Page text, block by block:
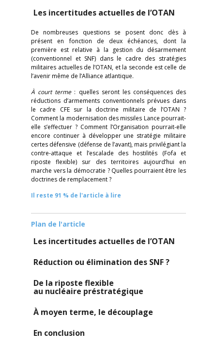
Les incertitudes actuelles de l’OTAN
De nombreuses questions se posent donc dès à
présent en fonction de deux échéances, dont la
première est relative à la gestion du désarmement
(conventionnel et SNF) dans le cadre des stratégies
militaires actuelles de l’OTAN, et la seconde est celle de
l’avenir même de l’Alliance atlantique.
À court terme : quelles seront les conséquences des
réductions d’armements conventionnels prévues dans
le cadre CFE sur la doctrine militaire de l’OTAN ?
Comment la modernisation des missiles Lance pourrait-
elle s’effectuer ? Comment l’Organisation pourrait-elle
encore continuer à développer une stratégie militaire
certes défensive (défense de l’avant), mais privilégiant la
contre-attaque et l’escalade des hostilités (Fofa et
riposte flexible) sur des territoires aujourd’hui en
marche vers la démocratie ? Quelles pourraient être les
doctrines de remplacement ?
Il reste 91 % de l'article à lire
Plan de l'article
Les incertitudes actuelles de l’OTAN
Réduction ou élimination des SNF ?
De la riposte flexible
au nucléaire préstratégique
À moyen terme, le découplage
En conclusion